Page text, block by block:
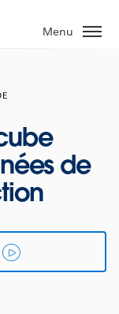
Menu
de